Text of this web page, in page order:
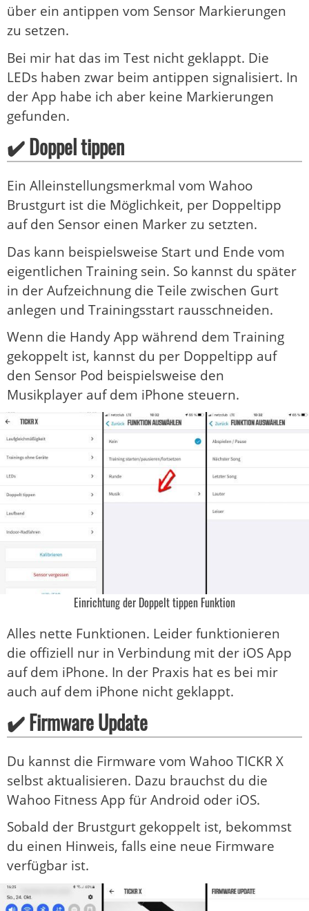
über ein antippen vom Sensor Markierungen
zu setzen.
Bei mir hat das im Test nicht geklappt. Die
LEDs haben zwar beim antippen signalisiert. In
der App habe ich aber keine Markierungen
gefunden.
✔️ Doppel tippen
Ein Alleinstellungsmerkmal vom Wahoo
Brustgurt ist die Möglichkeit, per Doppeltipp
auf den Sensor einen Marker zu setzten.
Das kann beispielsweise Start und Ende vom
eigentlichen Training sein. So kannst du später
in der Aufzeichnung die Teile zwischen Gurt
anlegen und Trainingsstart rausschneiden.
Wenn die Handy App während dem Training
gekoppelt ist, kannst du per Doppeltipp auf
den Sensor Pod beispielsweise den
Musikplayer auf dem iPhone steuern.
Einrichtung der Doppelt tippen Funktion
Alles nette Funktionen. Leider funktionieren
die offiziell nur in Verbindung mit der iOS App
auf dem iPhone. In der Praxis hat es bei mir
auch auf dem iPhone nicht geklappt.
✔️ Firmware Update
Du kannst die Firmware vom Wahoo TICKR X
selbst aktualisieren. Dazu brauchst du die
Wahoo Fitness App für Android oder iOS.
Sobald der Brustgurt gekoppelt ist, bekommst
du einen Hinweis, falls eine neue Firmware
verfügbar ist.